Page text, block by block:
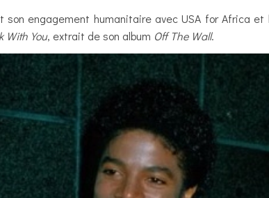
son engagement humanitaire avec USA for Africa et
With You, extrait de son album Off The Wall.